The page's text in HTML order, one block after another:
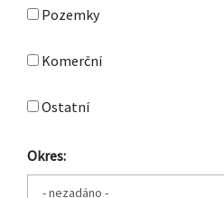
Pozemky
Komerční
Ostatní
Okres: